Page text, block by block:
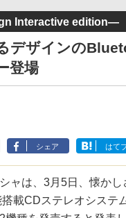
Interactive edition―
デザインの
登場
シェア はて
ャは、3月5日、懐か
搭載CDステレオシステ